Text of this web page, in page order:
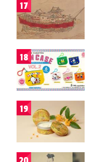
17
18
19